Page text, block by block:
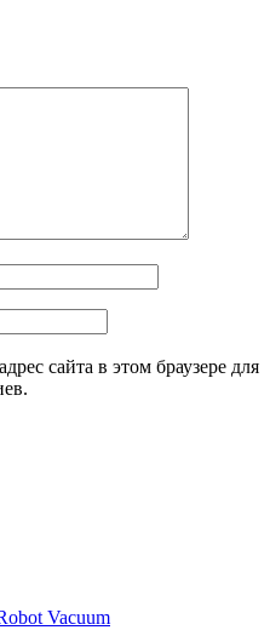
сайта в этом браузере для
Vacuum